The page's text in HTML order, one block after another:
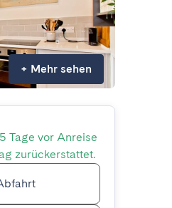
+ Mehr sehen
Tage vor Anreise
zurückerstattet.